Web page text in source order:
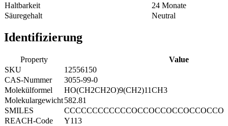
Haltbarkeit
24 Monate
Säuregehalt
Neutral
Identifizierung
Property
Value
SKU
12556150
CAS-Nummer
3055-99-0
Molekülformel
HO(CH2CH2O)9(CH2)11CH3
Molekulargewicht582.81
SMILES
REACH-Code
Y113